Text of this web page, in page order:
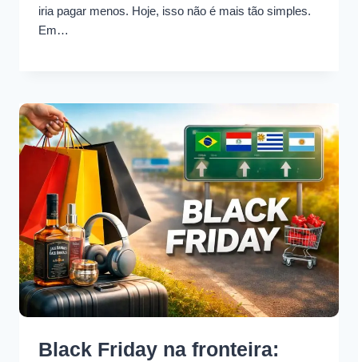
iria pagar menos. Hoje, isso não é mais tão simples.
Em…
Black Friday na fronteira: